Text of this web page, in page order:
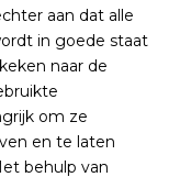
aan dat alle
in goede staat
naar de
om ze
en te laten
behulp van